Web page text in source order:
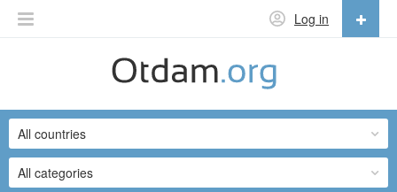
Log in
English
Русский
Українська
All categories
All countries